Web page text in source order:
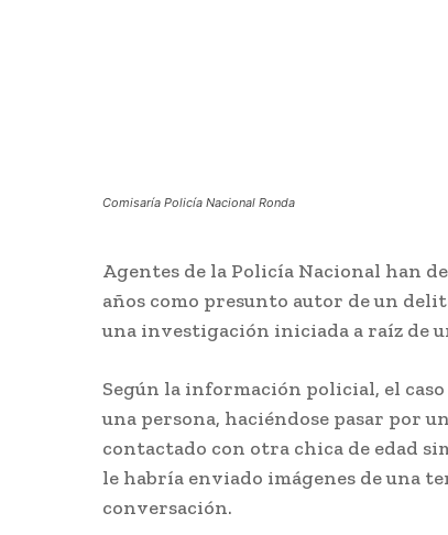
Comisaría Policía Nacional Ronda
Agentes de la Policía Nacional han
años como presunto autor de un
una investigación iniciada a raíz de
Según la información policial, el
una persona, haciéndose pasar por
contactado con otra chica de edad
le habría enviado imágenes de una
conversación.